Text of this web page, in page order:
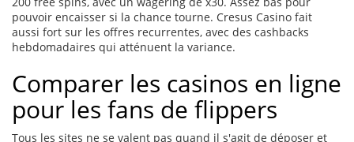
pouvoir encaisser si la chance tourne. Cresus Casino fait
aussi fort sur les offres recurrentes, avec des cashbacks
hebdomadaires qui atténuent la variance.
Comparer les casinos en ligne
pour les fans de flippers
Tous les sites ne se valent pas quand il s'agit de déposer et